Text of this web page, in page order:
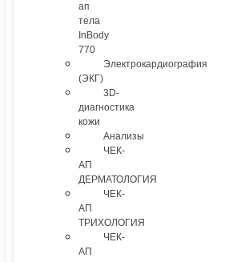
ап
тела
InBody
770
Электрокардиография
(ЭКГ)
3D-
диагностика
кожи
Анализы
ЧЕК-
АП
ДЕРМАТОЛОГИЯ
ЧЕК-
АП
ТРИХОЛОГИЯ
ЧЕК-
АП